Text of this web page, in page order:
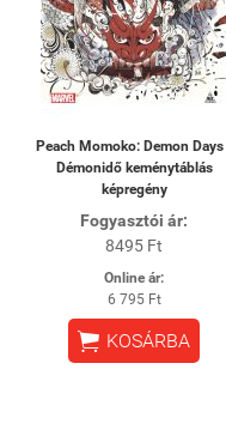
Peach Momoko: Demon Days
Démonidő keménytáblás
képregény
Fogyasztói ár:
8495 Ft
Online ár:
6 795 Ft
 KOSÁRBA